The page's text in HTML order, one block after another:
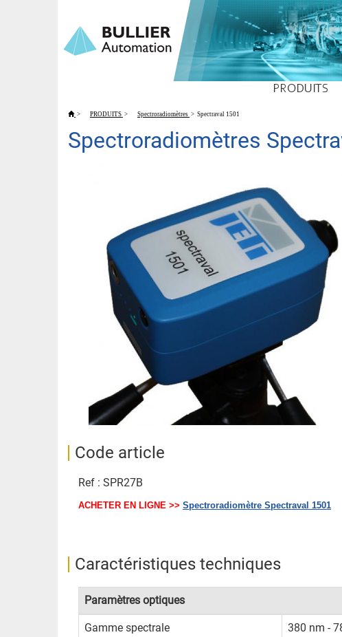
PRODUITS
> PRODUITS > Spectroradiomètres > Spectraval 1501
Spectroradiomètres
Code article
Ref : SPR27B
ACHETER EN LIGNE >> Spectroradiomètre Spectraval 1501
Caractéristiques techniques
Paramètres optiques
Gamme spectrale 380 nm -